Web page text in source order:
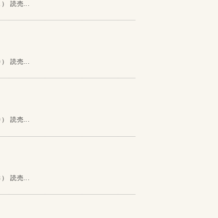
読売...
） 読売...
） 読売...
読売...